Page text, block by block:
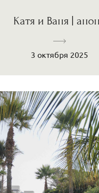
Катя и Ваня |
3 октября 2025